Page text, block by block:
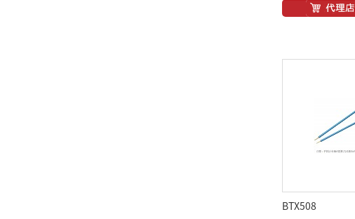
BTX508